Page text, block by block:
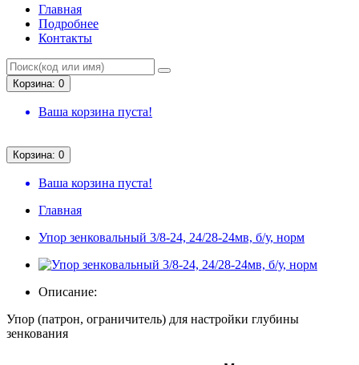
Главная
Подробнее
Контакты
Корзина: 0
Ваша корзина пуста!
Корзина: 0
Ваша корзина пуста!
Главная
Упор зенковальный 3/8-24, 24/28-24мв, б/у, норм
Описание:
Упор (патрон, ограничитель) для настройки глубины
зенкования